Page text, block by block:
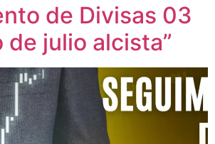
de Divisas 03
de julio alcista”